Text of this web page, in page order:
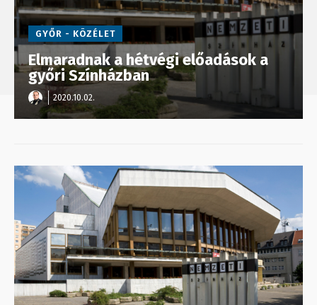
GYŐR - KÖZÉLET
Elmaradnak a hétvégi előadások a
győri Színházban
2020.10.02.